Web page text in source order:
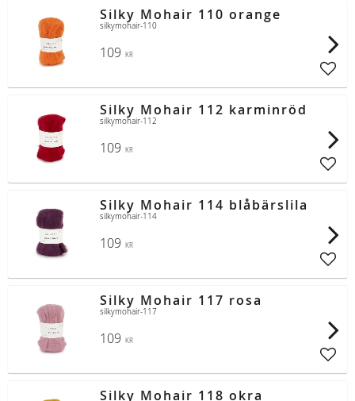
Silky Mohair 110 orange
silkymohair-110
109 KR
Silky Mohair 112 karminröd
silkymohair-112
109 KR
Silky Mohair 114 blåbärslila
silkymohair-114
109 KR
Silky Mohair 117 rosa
silkymohair-117
109 KR
Silky Mohair 118 okra